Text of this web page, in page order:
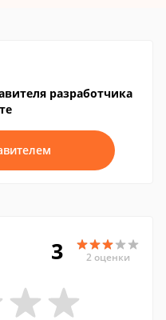
разработчика
3 2 оценки